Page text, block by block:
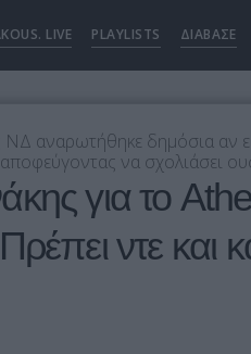
LIVE PLAYLISTS ΔΙΑΒΑΣΕ
αναρωτήθηκε δημόσια αν
να σχολιάσει
για το
ντε και